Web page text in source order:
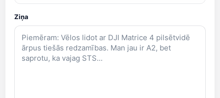
Ziņa